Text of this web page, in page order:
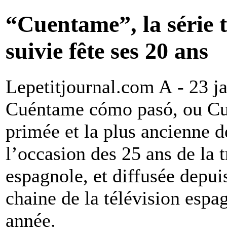
“Cuentame”, la série
suivie fête ses 20 ans
Lepetitjournal.com A - 23
Cuéntame cómo pasó, ou
primée et la plus ancienne
l’occasion des 25 ans de
espagnole, et diffusée
chaine de la télévision
année.